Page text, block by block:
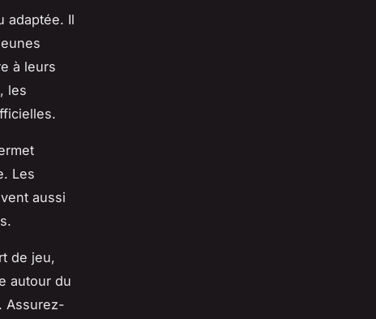
adaptée. Il
à leurs
les
Les
aussi
de jeu,
autour du
Assurez-